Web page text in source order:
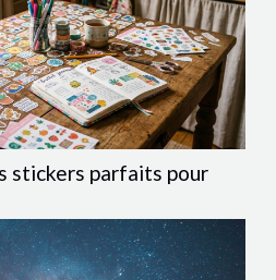
stickers parfaits pour